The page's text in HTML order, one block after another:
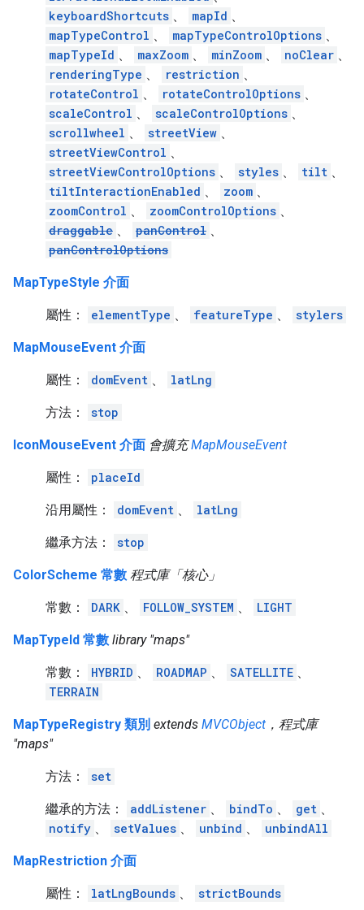
keyboardShortcuts 、 mapId 、
mapTypeControl 、 mapTypeControlOptions 、
mapTypeId 、 maxZoom 、 minZoom 、 noClear 、
renderingType 、 restriction 、
rotateControl 、 rotateControlOptions 、
scaleControl 、 scaleControlOptions 、
scrollwheel 、 streetView 、
streetViewControl 、
streetViewControlOptions 、 styles 、 tilt 、
tiltInteractionEnabled 、 zoom 、
zoomControl 、 zoomControlOptions 、
draggable 、 panControl 、
panControlOptions
MapTypeStyle 介面
屬性： elementType 、 featureType 、 stylers
MapMouseEvent 介面
屬性： domEvent 、 latLng
方法： stop
IconMouseEvent 介面 會擴充MapMouseEvent
屬性： placeId
沿用屬性： domEvent 、 latLng
繼承方法： stop
ColorScheme 常數 程式庫「核心」
常數： DARK 、 FOLLOW_SYSTEM 、 LIGHT
MapTypeId 常數 library "maps"
常數： HYBRID 、 ROADMAP 、 SATELLITE 、
TERRAIN
MapTypeRegistry 類別 extends MVCObject ，程式庫
"maps"
方法： set
繼承的方法： addListener 、 bindTo 、 get 、
notify 、 setValues 、 unbind 、 unbindAll
MapRestriction 介面
屬性： latLngBounds 、 strictBounds